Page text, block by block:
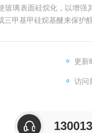
玻璃表面硅烷化，以增强
甲基甲硅烷基醚来保护
更新
访问